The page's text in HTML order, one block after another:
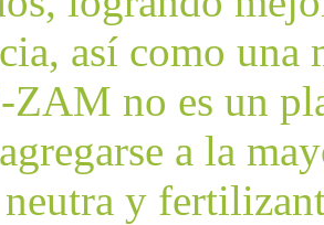
así como una
no es un
a la
y